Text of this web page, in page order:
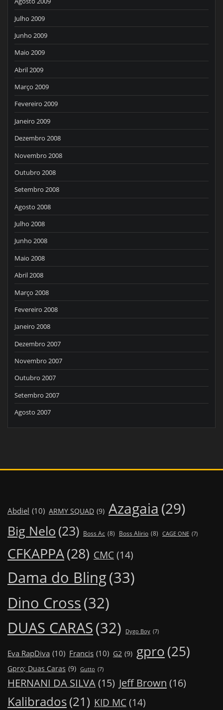
Julho 2009
Junho 2009
Maio 2009
Abril 2009
Março 2009
Fevereiro 2009
Janeiro 2009
Dezembro 2008
Novembro 2008
Outubro 2008
Setembro 2008
Agosto 2008
Julho 2008
Junho 2008
Maio 2008
Abril 2008
Março 2008
Fevereiro 2008
Janeiro 2008
Dezembro 2007
Novembro 2007
Outubro 2007
Setembro 2007
Agosto 2007
Abdiel (10) ARMY SQUAD (9) Azagaia (29)
Big Nelo (23) Boss Ac (8) Boss Alirio (8) CAGE ONE (7)
CFKAPPA(28) CMC (14)
Dama do Bling(33)
Dino Cross(32)
DUAS CARAS(32) Dygo Boy (7)
Eva RapDiva (10) Francis (10) G2 (9) gpro(25)
Gpro; Duas Caras (9) Gutto (7)
HERNANI DA SILVA(15) Jeff Brown (16)
Kalibrados(21) KID MC (14)